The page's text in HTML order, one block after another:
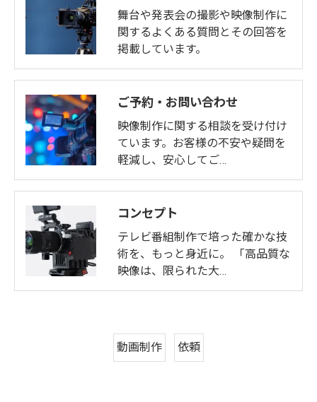
舞台や発表会の撮影や映像制作に
関するよくある質問とその回答を
掲載しています。
ご予約・お問い合わせ
映像制作に関する相談を受け付け
ています。お客様の不安や疑問を
軽減し、安心してご…
コンセプト
テレビ番組制作で培った確かな技
術を、もっと身近に。 「高品質な
映像は、限られた大…
動画制作 依頼